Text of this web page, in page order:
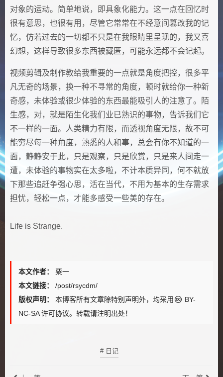
对象的运动。简单地说，即具象化能力。这一点在回忆时
很有意思，也很有用，尽管它常常在不经意间篡改我的记
忆，仿若过去的一切都不只是在我眼睛里呈现的，我又喜
幻想，这样导致很多东西被藏匿，可能永远都不会记起。
视频剪辑及制作教给我重要的一点就是角度把控，很多平
凡无奇的场景，换一种不寻常的角度，顿时就给你一种新
奇感，未体验或很少体验的东西最能吸引人的注意了。陌
生感，对，就是陌生化我们业已熟识的事物，告诉我们它
不一样的一面。人类精力有限，而透视角度无限，故不可
能穷尽每一种角度，熟悉的人和事，总会有你不知道的一
面，静静安于此，只是观察，只是欣赏，只是来人间走一
遭，未体验的事物实在太多啦，不计本质异同，何不就放
下那些追赶争强心思，活在当代，不用为基本的生存需求
担忧，轻松一点，才能多感受一些美的存在。
Life is Strange.
本文作者：
粟一
本文链接：
/post/rsycdm/
版权声明： 本博客所有文章除特别声明外，均采用
BY-
NC-SA许可协议。转载请注明出处！
# 日记